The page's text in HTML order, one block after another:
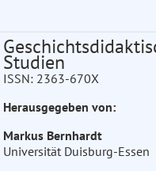
Studien
ISSN: 2363-670X
Herausgegeben von:
Markus Bernhardt
Universität Duisburg-Essen